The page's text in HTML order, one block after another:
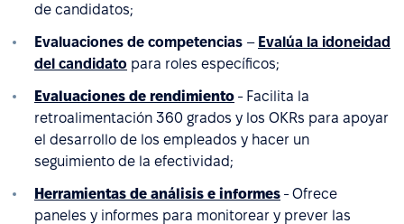
de candidatos;
Evaluaciones de competencias – Evalúa la idoneidad
del candidato para roles específicos;
Evaluaciones de rendimiento - Facilita la
retroalimentación 360 grados y los OKRs para apoyar
el desarrollo de los empleados y hacer un
seguimiento de la efectividad;
Herramientas de análisis e informes - Ofrece
paneles y informes para monitorear y prever las